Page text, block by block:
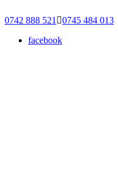
0742 888 521
0745 484 013
facebook